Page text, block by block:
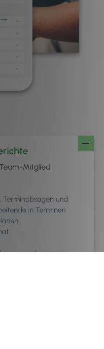
Mitglied
Terminabsagen und
in Terminen
und